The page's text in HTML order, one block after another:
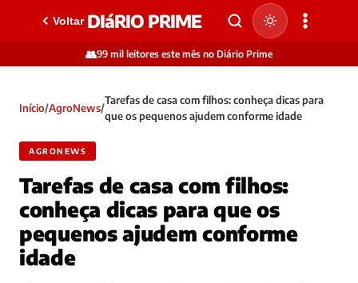
Voltar DIáRIO PRIME
👥99 mil leitores este mês no Diário Prime
Início/AgroNews/
Tarefas de casa com filhos: conheça dicas para
que os pequenos ajudem conforme idade
AGRONEWS
Tarefas de casa com filhos:
conheça dicas para que os
pequenos ajudem conforme
idade